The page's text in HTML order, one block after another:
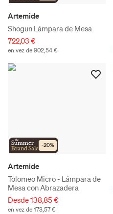
Artemide
Shogun Lámpara de Mesa
722,03 €
en vez de 902,54 €
the
Summer
Brand Sale -20%
Artemide
Tolomeo Micro - Lámpara de
Mesa con Abrazadera
Desde 138,85 €
en vez de 173,57 €